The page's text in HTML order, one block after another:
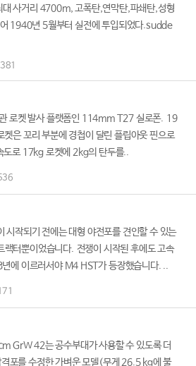
대 사거리 4700m, 고폭탄,연막탄,파쇄탄,성형
1940년 5월부터 실전에 투입되었다.sudde
로켓 발사 플랫폼인 114mm T27 실로폰. 19
은 꼬리 부분에 경첩이 달린 플립아웃 핀으로
로 17kg 로켓에 2kg의 탄두를..
작되기 전에는 대형 야전포를 견인할 수 있는
랙터뿐이었습니다. 전쟁이 시작된 후에도 고속
에 이르러서야 M4 HST가 등장했습니다. ..
GrW 42는 공수부대가 사용할 수 있도록 더
포를 수정한 가벼운 모델(무게 26.5 kg에 불